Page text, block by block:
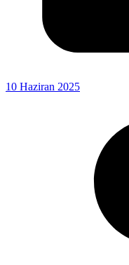
10 Haziran 2025